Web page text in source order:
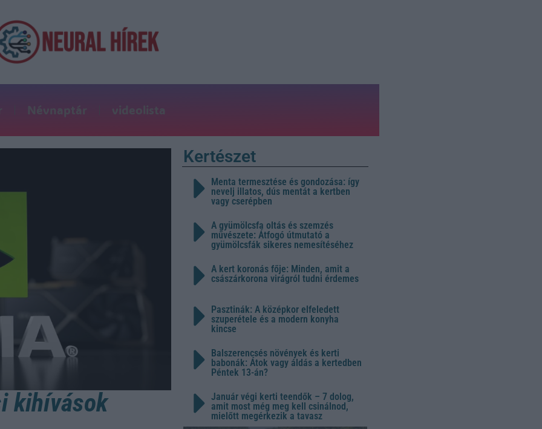
Névnaptár videolista
kihívások
Kertészet
Menta termesztése és gondozása: így
nevelj illatos, dús mentát a kertben
vagy cserépben
A gyümölcsfa oltás és szemzés
művészete: Átfogó útmutató a
gyümölcsfák sikeres nemesítéséhez
A kert koronás fője: Minden, amit a
császárkorona virágról tudni érdemes
Pasztinák: A középkor elfeledett
szuperétele és a modern konyha
kincse
Balszerencsés növények és kerti
babonák: Átok vagy áldás a kertedben
Péntek 13-án?
Január végi kerti teendők – 7 dolog,
amit most még meg kell csinálnod,
mielőtt megérkezik a tavasz